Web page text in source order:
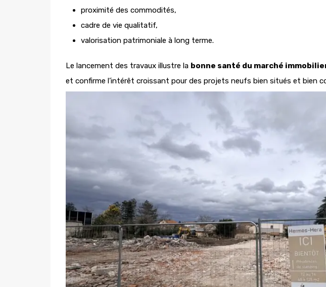
proximité des commodités,
cadre de vie qualitatif,
valorisation patrimoniale à long terme.
Le lancement des travaux illustre la bonne santé du marché
et confirme l’intérêt croissant pour des projets neufs bien situés et bien